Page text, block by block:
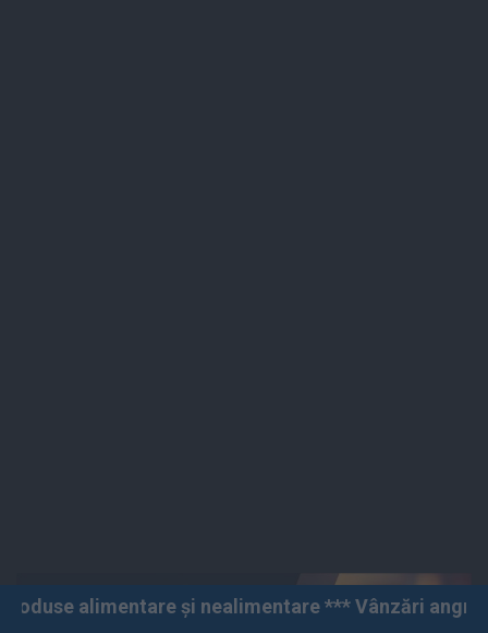
și nealimentare *** Vânzări angro și cu